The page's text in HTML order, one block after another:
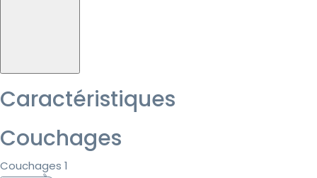
Caractéristiques
Couchages
Couchages 1